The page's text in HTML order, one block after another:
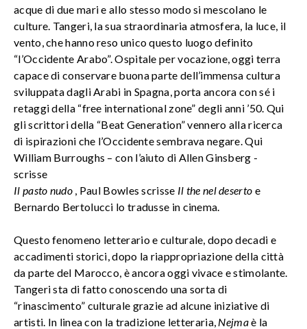
acque di due mari e allo stesso modo si mescolano le
culture. Tangeri, la sua straordinaria atmosfera, la luce, il
vento, che hanno reso unico questo luogo definito
“l’Occidente Arabo”. Ospitale per vocazione, oggi terra
capace di conservare buona parte dell’immensa cultura
sviluppata dagli Arabi in Spagna, porta ancora con sé i
retaggi della “free international zone” degli anni ’50. Qui
gli scrittori della “Beat Generation” vennero alla ricerca
di ispirazioni che l’Occidente sembrava negare. Qui
William Burroughs – con l’aiuto di Allen Ginsberg -
scrisse
Il pasto nudo , Paul Bowles scrisse Il the nel deserto e
Bernardo Bertolucci lo tradusse in cinema.
Questo fenomeno letterario e culturale, dopo decadi e
accadimenti storici, dopo la riappropriazione della città
da parte del Marocco, è ancora oggi vivace e stimolante.
Tangeri sta di fatto conoscendo una sorta di
“rinascimento” culturale grazie ad alcune iniziative di
artisti. In linea con la tradizione letteraria, Nejmaè la